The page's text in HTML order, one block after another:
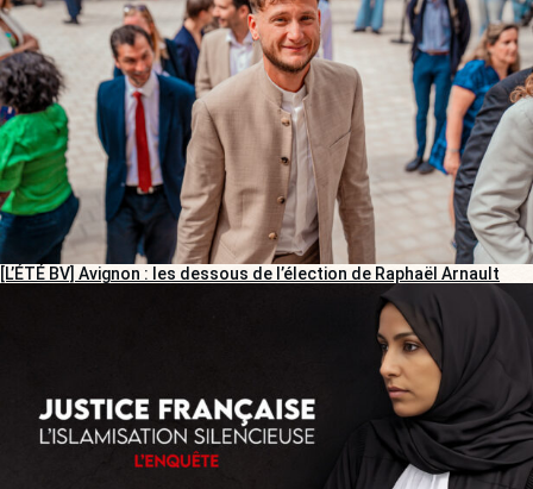
[L’ÉTÉ BV] Avignon : les dessous de l’élection de Raphaël Arnault